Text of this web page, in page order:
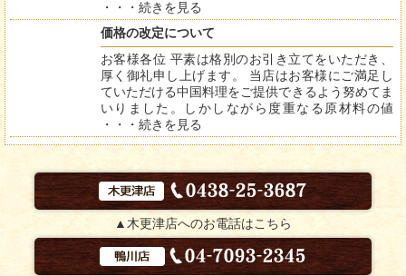
・・・ 続きを見る
価格の改定について
お客様各位 平素は格別のお引き立てをいただき、
厚く御礼申し上げます。 当店はお客様にご満足し
ていただける中国料理をご提供できるよう努めてま
いりました。しかしながら度重なる原材料の値
・・・ 続きを見る
▲木更津店へのお電話はこちら